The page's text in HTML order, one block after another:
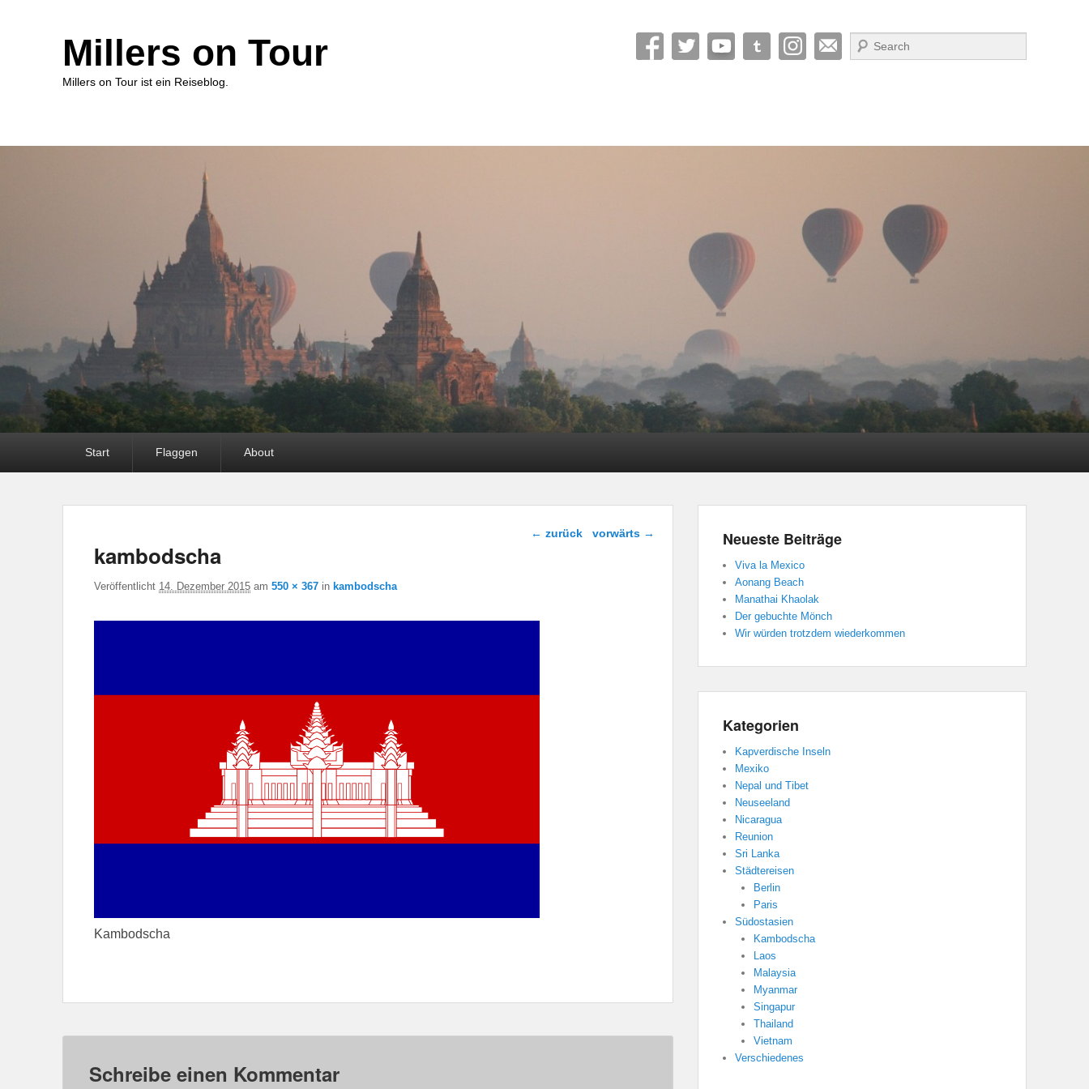
Millers on Tour
Millers on Tour ist ein Reiseblog.
Suche
Start Flaggen About
Bild-Navigation
← zurück vorwärts →
kambodscha
Veröffentlicht 14. Dezember 2015 am 550 × 367 in kambodscha
Kambodscha
Schreibe einen Kommentar
Neueste Beiträge
Viva la Mexico
Aonang Beach
Manathai Khaolak
Der gebuchte Mönch
Wir würden trotzdem wiederkommen
Kategorien
Kapverdische Inseln
Mexiko
Nepal und Tibet
Neuseeland
Nicaragua
Reunion
Sri Lanka
Städtereisen
Berlin
Paris
Südostasien
Kambodscha
Laos
Malaysia
Myanmar
Singapur
Thailand
Vietnam
Verschiedenes